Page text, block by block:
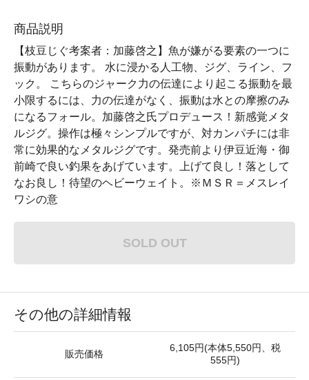
商品説明
【枝豆じぐ考案者：加藤啓之】魚が嫌がる要素の一つに
振動があります。 水に浸かる人工物、ジグ、ライン、フ
ック。 こちらのジャーク力の伝達により起こる振動を最
小限するには、力の伝達がなく、振動は水との摩擦のみ
になるフォール。加藤啓之氏プロデュース！新感覚メタ
ルジグ。操作は極々シンプルですが、対カンパチには非
常に効果的なメタルジグです。発売前より伊豆近海・御
前崎で良い釣果をあげています。上げて良し！落として
なお良し！待望のヘビーウェイト。※ＭＳＲ＝メスレイ
ワシの意
SOLD OUT
その他の詳細情報
販売価格
6,105円(本体5,550円、税
555円)